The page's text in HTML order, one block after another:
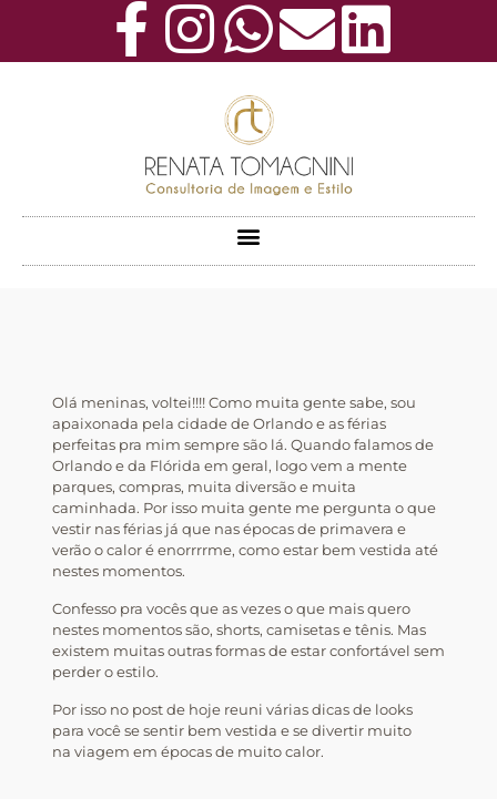
Olá meninas, voltei!!!! Como muita gente sabe, sou
apaixonada pela cidade de Orlando e as férias
perfeitas pra mim sempre são lá. Quando falamos de
Orlando e da Flórida em geral, logo vem a mente
parques, compras, muita diversão e muita
caminhada. Por isso muita gente me pergunta o que
vestir nas férias já que nas épocas de primavera e
verão o calor é enorrrrme, como estar bem vestida até
nestes momentos.
Confesso pra vocês que as vezes o que mais quero
nestes momentos são, shorts, camisetas e tênis. Mas
existem muitas outras formas de estar confortável sem
perder o estilo.
Por isso no post de hoje reuni várias dicas de looks
para você se sentir bem vestida e se divertir muito
na viagem em épocas de muito calor.